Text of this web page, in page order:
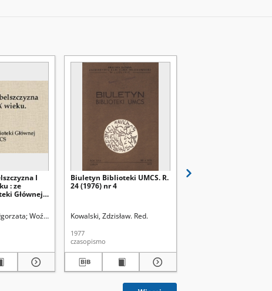
I
: ze
Głównej
Woźniak, Barbara Omes, Andrzej. Fot.
Biuletyn Biblioteki UMCS. R.
24 (1976) nr 4
Kowalski, Zdzisław. Red.
1977
czasopismo